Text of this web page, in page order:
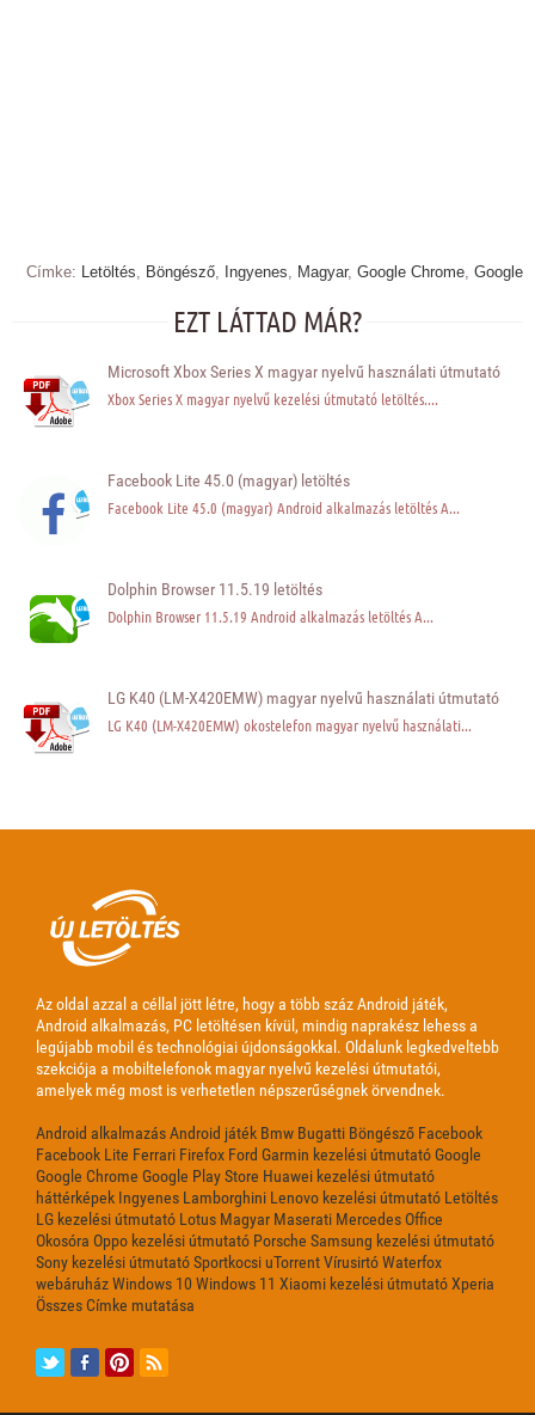
Címke: Letöltés Böngésző Ingyenes Magyar, Google Chrome Google
EZT LÁTTAD MÁR?
Microsoft Xbox Series X magyar nyelvű használati útmutató
Xbox Series X magyar nyelvű kezelési útmutató letöltés....
Facebook Lite 45.0 (magyar) letöltés
Facebook Lite 45.0 (magyar) Android alkalmazás letöltés A...
Dolphin Browser 11.5.19 letöltés
Dolphin Browser 11.5.19 Android alkalmazás letöltés A...
LG K40 (LM-X420EMW) magyar nyelvű használati útmutató
LG K40 (LM-X420EMW) okostelefon magyar nyelvű használati...
Az oldal azzal a céllal jött létre, hogy a több száz Android játék,
Android alkalmazás, PC letöltésen kívül, mindig naprakész lehess a
legújabb mobil és technológiai újdonságokkal. Oldalunk legkedveltebb
szekciója a mobiltelefonok magyar nyelvű kezelési útmutatói,
amelyek még most is verhetetlen népszerűségnek örvendnek.
Android alkalmazásAndroid játék Bmw Bugatti Böngésző Facebook
Facebook Lite Ferrari Firefox Ford Garmin kezelési útmutatóGoogle
Google Chrome Google Play Store Huawei kezelési útmutató
háttérképek Ingyenes Lamborghini Lenovo kezelési útmutató Letöltés
LG kezelési útmutató Lotus Magyar Maserati MercedesOffice
Okosóra Oppo kezelési útmutató Porsche Samsung kezelési útmutató
Sony kezelési útmutatóSportkocsi uTorrentVírusirtóWaterfox
webáruházWindows 10 Windows 11 Xiaomi kezelési útmutatóXperia
Összes Címke mutatása